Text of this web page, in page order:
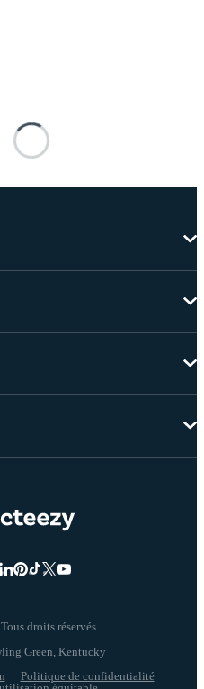
droits réservés
Politique de confidentialité